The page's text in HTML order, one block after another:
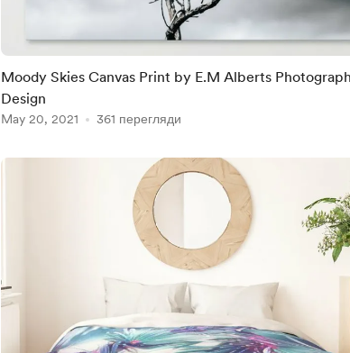
Moody Skies Canvas Print by E.M Alberts Photography
Design
May 20, 2021 361 перегляди